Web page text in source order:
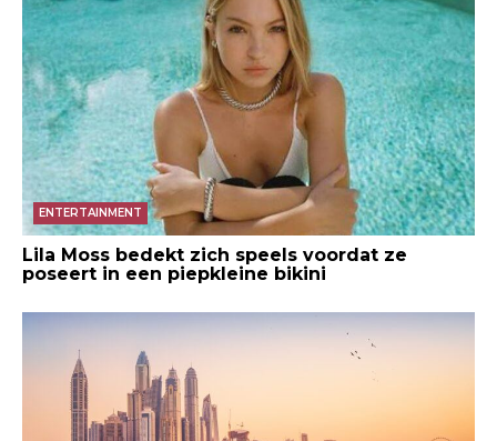
ENTERTAINMENT
Lila Moss bedekt zich speels voordat ze
poseert in een piepkleine bikini